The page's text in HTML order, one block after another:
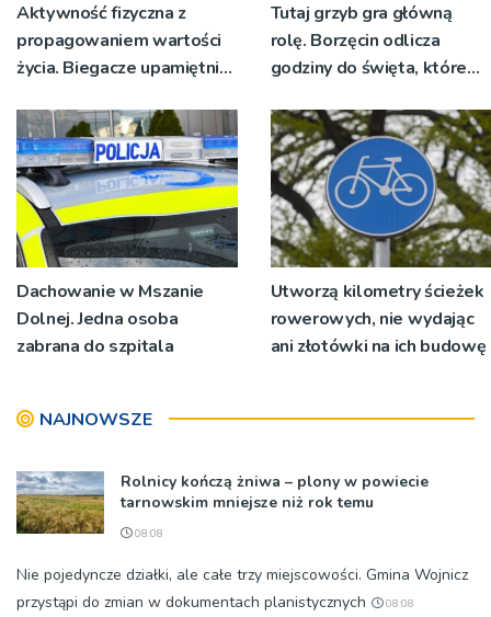
Aktywność fizyczna z
propagowaniem wartości
życia. Biegacze upamiętnili
Tutaj grzyb gra główną
rolę. Borzęcin odlicza
godziny do święta, które
pokoleń
Dachowanie w Mszanie
Dolnej. Jedna osoba
zabrana do szpitala
Utworzą kilometry ścieżek
rowerowych, nie wydając
ani złotówki na ich budowę
NAJNOWSZE
Rolnicy kończą żniwa – plony w powiecie
tarnowskim mniejsze niż rok temu
08:08
Nie pojedyncze działki, ale całe trzy miejscowości. Gmina Wojnicz
przystąpi do zmian w dokumentach planistycznych
08:08